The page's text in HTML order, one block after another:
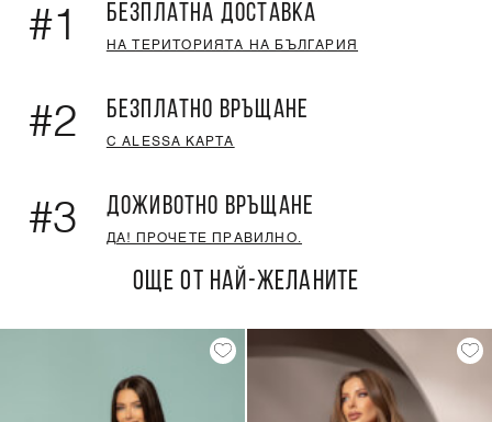
#1 БЕЗПЛАТНА ДОСТАВКА
НА ТЕРИТОРИЯТА НА БЪЛГАРИЯ
#2 БЕЗПЛАТНО ВРЪЩАНЕ
С ALESSA КАРТА
#3 ДОЖИВОТНО ВРЪЩАНЕ
ДА! ПРОЧЕТЕ ПРАВИЛНО.
ОЩЕ ОТ НАЙ-ЖЕЛАНИТЕ